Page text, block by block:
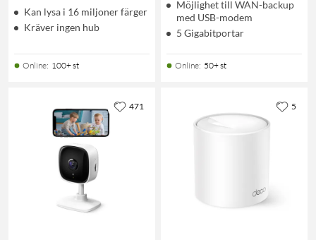
Kan lysa i 16 miljoner färger
Kräver ingen hub
Online: 100+ st
Möjlighet till WAN-backup
med USB-modem
5 Gigabitportar
Online: 50+ st
471 5